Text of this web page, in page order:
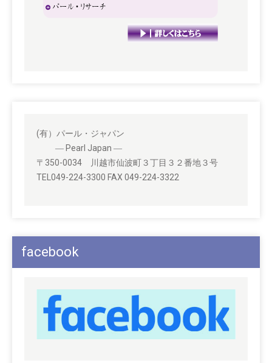
(有）パール・ジャパン
― Pearl Japan ―
〒350-0034 川越市仙波町３丁目３２番地３号
TEL049-224-3300 FAX 049-224-3322
facebook